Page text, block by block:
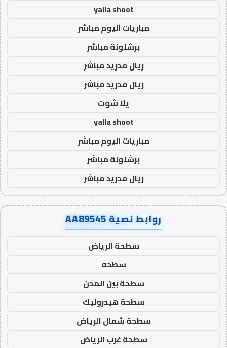
yalla shoot
مباريات اليوم مباشر
برشلونة مباشر
ريال مدريد مباشر
ريال مدريد مباشر
يلا شوت
yalla shoot
مباريات اليوم مباشر
برشلونة مباشر
ريال مدريد مباشر
روابط نصية AA89545
سطحة الرياض
سطحه
سطحة بين المدن
سطحة هيدروليك
سطحة شمال الرياض
سطحة غرب الرياض